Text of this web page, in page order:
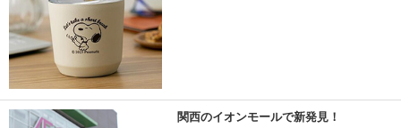
関西のイオンモールで新発見！